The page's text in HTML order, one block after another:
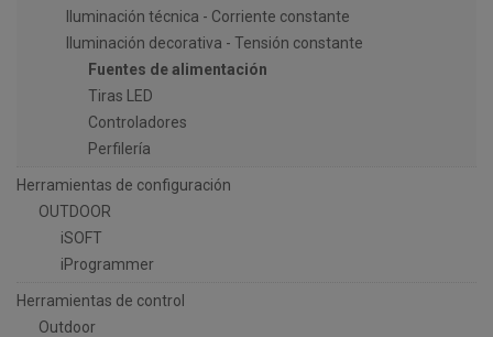
Iluminación técnica - Corriente constante
Iluminación decorativa - Tensión constante
Fuentes de alimentación
Tiras LED
Controladores
Perfilería
Herramientas de configuración
OUTDOOR
iSOFT
iProgrammer
Herramientas de control
Outdoor